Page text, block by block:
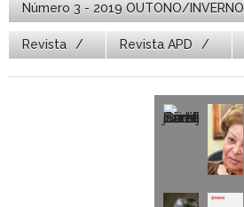
Número 3 - 2019 OUTONO/INVERNO
Revista Revista APD